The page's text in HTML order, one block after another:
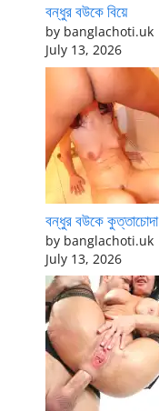
বন্ধুর বউকে বিয়ে
by banglachoti.uk
July 13, 2026
বন্ধুর বউকে কুত্তাচোদা
by banglachoti.uk
July 13, 2026